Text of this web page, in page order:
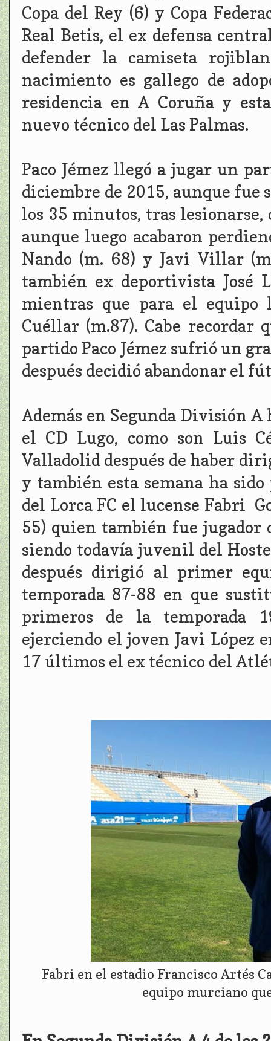
Copa del Rey (6) y Copa
Real Betis, el ex defensa
defender la camiseta
nacimiento es gallego de
residencia en A Coruña y
nuevo técnico del Las Palmas.
Paco Jémez llegó a jugar un
diciembre de 2015, aunque
los 35 minutos, tras lesionarse,
aunque luego acabaron
Nando (m. 68) y Javi Villar
también ex deportivista José
mientras que para el equipo
Cuéllar (m.87). Cabe recordar
partido Paco Jémez sufrió un
después decidió abandonar el
Además en Segunda División A
el CD Lugo, como son Luis
Valladolid después de haber
y también esta semana ha
del Lorca FC el lucense Fabri
55) quien también fue jugador
siendo todavía juvenil del
después dirigió al primer
temporada 87-88 en que
primeros de la temporada
ejerciendo el joven Javi López
17 últimos el ex técnico del
Fabri en el estadio Francisco Artés
equipo murciano